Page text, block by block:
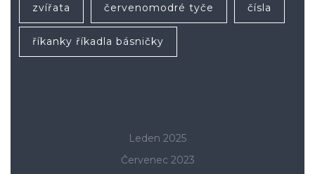
zvířata červenomodré tyče čísla
říkanky říkadla básničky
Leden 2025
Červenec 2023